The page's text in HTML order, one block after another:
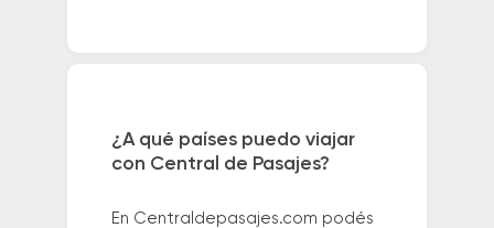
¿A qué países puedo viajar
con Central de Pasajes?
En Centraldepasajes.com podés